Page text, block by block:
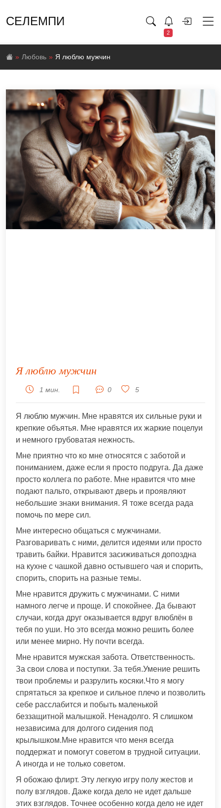
СЕЛЕМПИ
2
Любовь Я люблю мужчин
Я люблю мужчин
1 мин. 0 5
Я люблю мужчин. Мне нравятся их сильные руки и
крепкие объятья. Мне нравятся их жаркие поцелуи
и немного грубоватая нежность.
Мне приятно что ко мне относятся с заботой и
пониманием, даже если я просто подруга. Да даже
просто коллега по работе. Мне нравится что мне
подают пальто, открывают дверь и проявляют
небольшие знаки внимания. Я тоже всегда рада
помочь по мере сил.
Мне интересно общаться с мужчинами.
Разговаривать с ними, делится идеями или просто
травить байки. Нравится засиживаться допоздна
на кухне с чашкой давно остывшего чая и спорить,
спорить, спорить на разные темы.
Мне нравится дружить с мужчинами. С ними
намного легче и проще. И спокойнее. Да бывают
случаи, когда друг оказывается вдруг влюблён в
тебя по уши. Но это всегда можно решить более
или менее мирно. Ну почти всегда.
Мне нравится мужская забота. Ответственность.
За свои слова и поступки. За тебя.Умение решить
твои проблемы и разрулить косяки.Что я могу
спрятаться за крепкое и сильное плечо и позволить
себе расслабится и побыть маленькой
беззащитной малышкой. Ненадолго. Я слишком
независима для долгого сидения под
крылышком.Мне нравится что меня всегда
поддержат и помогут советом в трудной ситуации.
А иногда и не только советом.
Я обожаю флирт. Эту легкую игру полу жестов и
полу взглядов. Даже когда дело не идет дальше
этих взглядов. Точнее особенно когда дело не идет